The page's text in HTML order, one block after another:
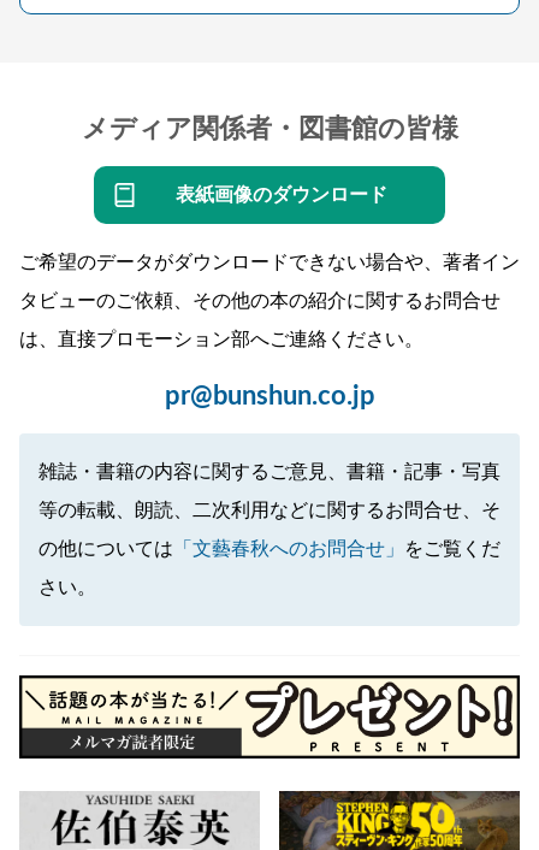
メディア関係者・図書館の皆様
表紙画像のダウンロード
ご希望のデータがダウンロードできない場合や、著者イン
タビューのご依頼、その他の本の紹介に関するお問合せ
は、直接プロモーション部へご連絡ください。
pr@bunshun.co.jp
雑誌・書籍の内容に関するご意見、書籍・記事・写真
等の転載、朗読、二次利用などに関するお問合せ、そ
の他については 「文藝春秋へのお問合せ」
をご覧くだ
さい。